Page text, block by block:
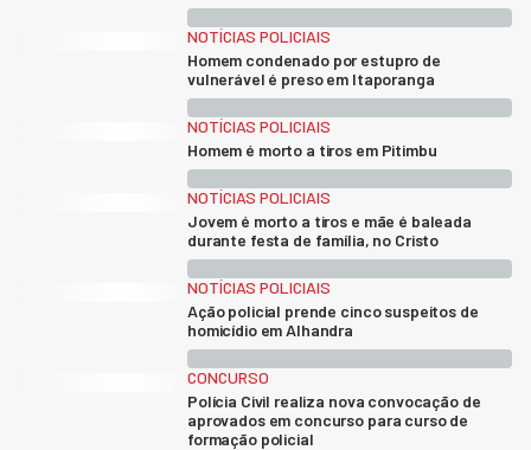
NOTÍCIAS POLICIAIS
Homem condenado por estupro de
vulnerável é preso em Itaporanga
NOTÍCIAS POLICIAIS
Homem é morto a tiros em Pitimbu
NOTÍCIAS POLICIAIS
Jovem é morto a tiros e mãe é baleada
durante festa de família, no Cristo
NOTÍCIAS POLICIAIS
Ação policial prende cinco suspeitos de
homicídio em Alhandra
CONCURSO
Polícia Civil realiza nova convocação de
aprovados em concurso para curso de
formação policial